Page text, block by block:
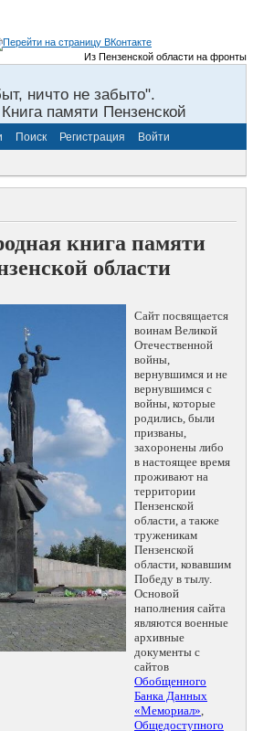
Из Пензенской области на фронты
ничто не забыто".
памяти Пензенской
Поиск Регистрация Войти
книга памяти
области
Сайт посвящается
воинам Великой
Отечественной
войны,
вернувшимся и не
вернувшимся с
войны, которые
родились, были
призваны,
захоронены либо
в настоящее время
проживают на
территории
Пензенской
области, а также
труженикам
Пензенской
области, ковавшим
Победу в тылу.
Основой
наполнения сайта
являются военные
архивные
документы с
сайтов
Обобщенного
Банка Данных
«Мемориал»,
Общедоступного